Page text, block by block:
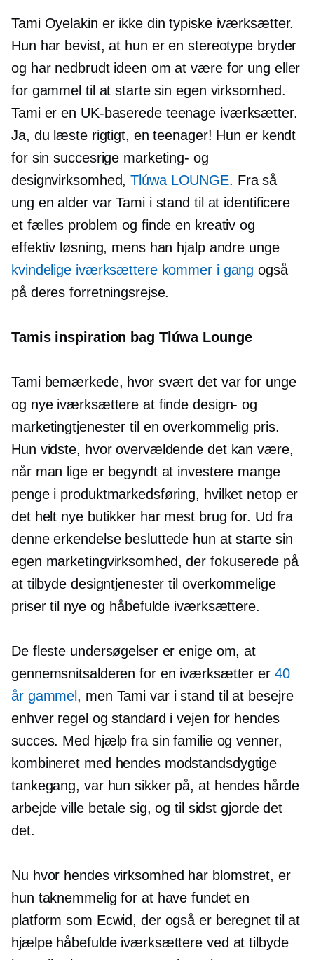
Tami Oyelakin er ikke din typiske iværksætter.
Hun har bevist, at hun er en stereotype bryder
og har nedbrudt ideen om at være for ung eller
for gammel til at starte sin egen virksomhed.
Tami er en UK-baseredeteenage iværksætter.
Ja, du læste rigtigt, en teenager! Hun er kendt
for sin succesrige marketing- og
designvirksomhed,Tlúwa LOUNGE. Fra så
ung en alder var Tami i stand til at identificere
et fælles problem og finde en kreativ og
effektiv løsning, mens han hjalp andre unge
kvindelige iværksættere kommer i gang også
på deres forretningsrejse.
Tamis inspiration bag Tlúwa Lounge
Tami bemærkede, hvor svært det var for unge
og nye iværksættere at finde design- og
marketingtjenester til en overkommelig pris.
Hun vidste, hvor overvældende det kan være,
når man lige er begyndt at investere mange
penge i produktmarkedsføring, hvilket netop er
det helt nye butikker har mest brug for. Ud fra
denne erkendelse besluttede hun at starte sin
egen marketingvirksomhed, der fokuserede på
at tilbyde designtjenester til overkommelige
priser til nye og håbefulde iværksættere.
De fleste undersøgelser er enige om, at
gennemsnitsalderen for en iværksætter er 40
år gammel , men Tami var i stand til at besejre
enhver regel og standard i vejen for hendes
succes. Med hjælp fra sin familie og venner,
kombineret med hendes modstandsdygtige
tankegang, var hun sikker på, at hendes hårde
arbejde ville betale sig, og til sidst gjorde det
det.
Nu hvor hendes virksomhed har blomstret, er
hun taknemmelig for at have fundet en
platform som Ecwid, der også er beregnet til at
hjælpe håbefulde iværksættere ved at tilbyde